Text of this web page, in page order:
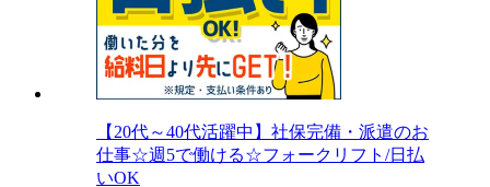
【20代～40代活躍中】社保完備・派遣のお
仕事☆週5で働ける☆フォークリフト/日払
いOK